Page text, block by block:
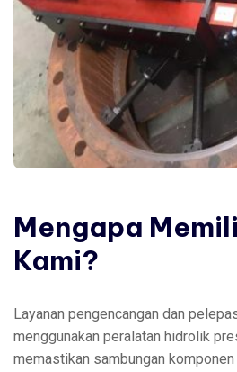
Mengapa
Kami?
Layanan pengencangan dan
menggunakan peralatan hidrolik
memastikan sambungan